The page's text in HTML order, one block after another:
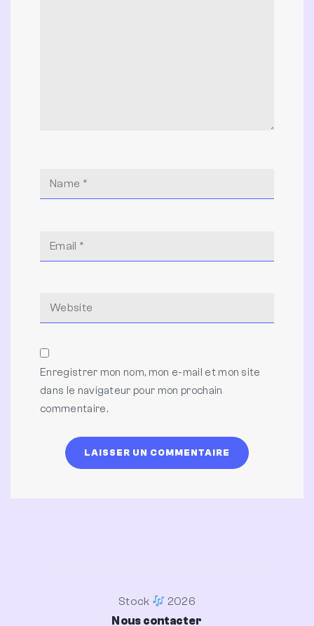
Enregistrer mon nom, mon e-mail et mon site
dans le navigateur pour mon prochain
commentaire.
Stock
2026
Nous contacter